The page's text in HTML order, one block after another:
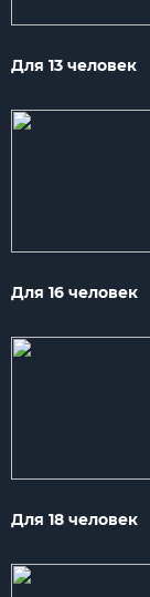
Для 13 человек
Для 16 человек
Для 18 человек